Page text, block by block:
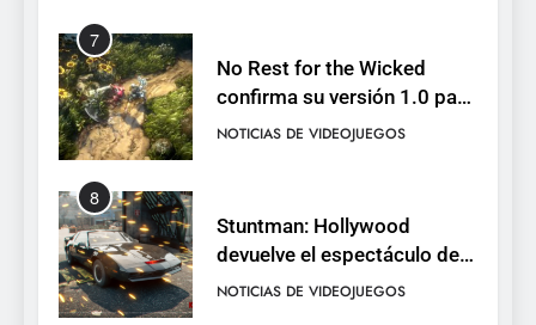
7
No Rest for the Wicked
confirma su versión 1.0 para
octubre en PS5 y PC
NOTICIAS DE VIDEOJUEGOS
8
Stuntman: Hollywood
devuelve el espectáculo de
la conducción acrobática a
NOTICIAS DE VIDEOJUEGOS